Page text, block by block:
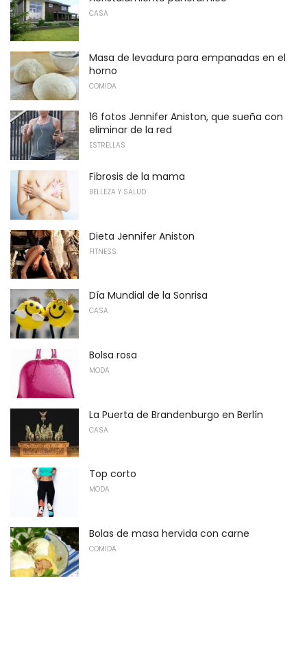
CASA
Masa de levadura para empanadas en el
horno
COMIDA
16 fotos Jennifer Aniston, que sueña con
eliminar de la red
ESTRELLAS
Fibrosis de la mama
BELLEZA Y SALUD
Dieta Jennifer Aniston
FITNESS
Día Mundial de la Sonrisa
CASA
Bolsa rosa
MODA
La Puerta de Brandenburgo en Berlín
CASA
Top corto
MODA
Bolas de masa hervida con carne
COMIDA